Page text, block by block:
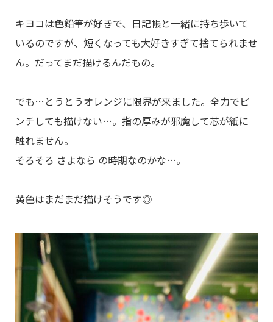
キヨコは色鉛筆が好きで、日記帳と一緒に持ち歩いて
いるのですが、短くなっても大好きすぎて捨てられませ
ん。だってまだ描けるんだもの。
でも…とうとうオレンジに限界が来ました。全力でピ
ンチしても描けない…。指の厚みが邪魔して芯が紙に
触れません。
そろそろ さよなら の時期なのかな…。
黄色はまだまだ描けそうです◎